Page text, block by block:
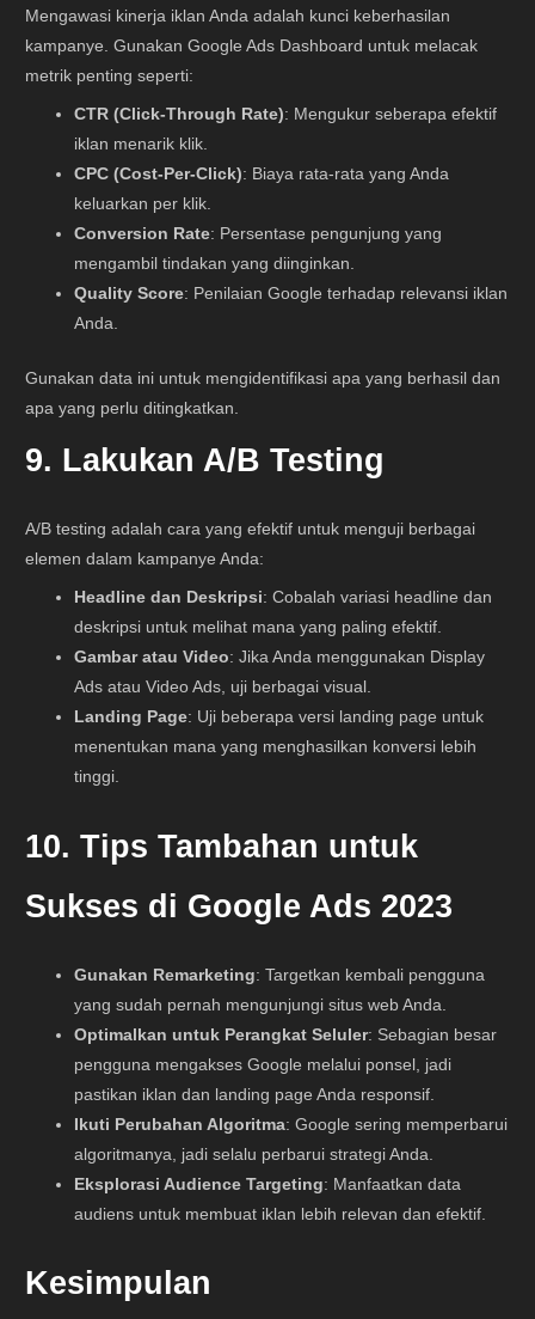
Mengawasi kinerja iklan Anda adalah kunci keberhasilan
kampanye. Gunakan Google Ads Dashboard untuk melacak
metrik penting seperti:
CTR (Click-Through Rate): Mengukur seberapa efektif
iklan menarik klik.
CPC (Cost-Per-Click): Biaya rata-rata yang Anda
keluarkan per klik.
Conversion Rate: Persentase pengunjung yang
mengambil tindakan yang diinginkan.
Quality Score: Penilaian Google terhadap relevansi iklan
Anda.
Gunakan data ini untuk mengidentifikasi apa yang berhasil dan
apa yang perlu ditingkatkan.
9. Lakukan A/B Testing
A/B testing adalah cara yang efektif untuk menguji berbagai
elemen dalam kampanye Anda:
Headline dan Deskripsi: Cobalah variasi headline dan
deskripsi untuk melihat mana yang paling efektif.
Gambar atau Video: Jika Anda menggunakan Display
Ads atau Video Ads, uji berbagai visual.
Landing Page: Uji beberapa versi landing page untuk
menentukan mana yang menghasilkan konversi lebih
tinggi.
10. Tips Tambahan untuk
Sukses di Google Ads 2023
Gunakan Remarketing: Targetkan kembali pengguna
yang sudah pernah mengunjungi situs web Anda.
Optimalkan untuk Perangkat Seluler: Sebagian besar
pengguna mengakses Google melalui ponsel, jadi
pastikan iklan dan landing page Anda responsif.
Ikuti Perubahan Algoritma: Google sering memperbarui
algoritmanya, jadi selalu perbarui strategi Anda.
Eksplorasi Audience Targeting: Manfaatkan data
audiens untuk membuat iklan lebih relevan dan efektif.
Kesimpulan